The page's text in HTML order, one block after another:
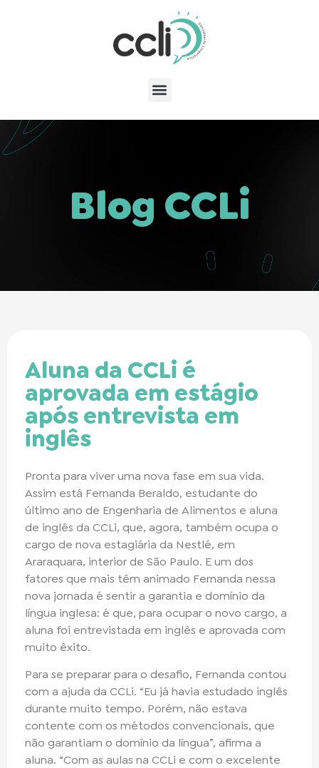
Blog CCLi
Aluna da CCLi é
aprovada em estágio
após entrevista em
inglês
Pronta para viver uma nova fase em sua vida.
Assim está Fernanda Beraldo, estudante do
último ano de Engenharia de Alimentos e aluna
de inglês da CCLi, que, agora, também ocupa o
cargo de nova estagiária da Nestlé, em
Araraquara, interior de São Paulo. E um dos
fatores que mais têm animado Fernanda nessa
nova jornada é sentir a garantia e domínio da
língua inglesa: é que, para ocupar o novo cargo, a
aluna foi entrevistada em inglês e aprovada com
muito êxito.
Para se preparar para o desafio, Fernanda contou
com a ajuda da CCLi. “Eu já havia estudado inglês
durante muito tempo. Porém, não estava
contente com os métodos convencionais, que
não garantiam o domínio da língua”, afirma a
aluna. “Com as aulas na CCLi e com o excelente